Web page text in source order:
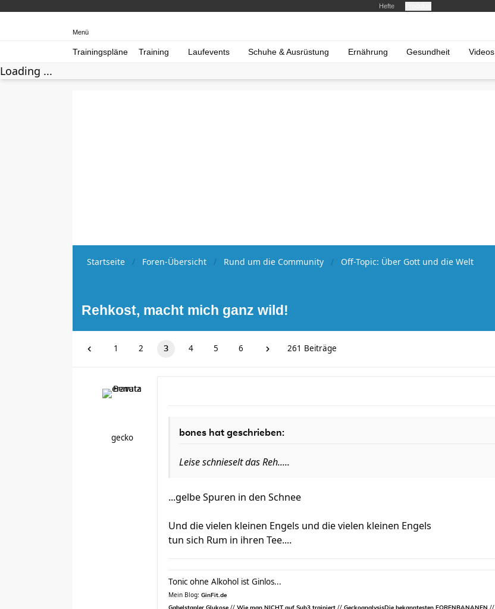
Hefte
Menü
Trainingspläne Training Laufevents Schuhe & Ausrüstung Ernährung Gesundheit Videos
Loading ...
Startseite Foren-Übersicht Rund um die Community Off-Topic: Über Gott und die Welt
Rehkost, macht mich ganz wild!
1 2 3 4 5 6 261 Beiträge
gecko bones hat geschrieben:
Leise schnieselt das Reh.....
...gelbe Spuren in den Schnee
Und die vielen kleinen Engels und die vielen kleinen Engels
tun sich Rum in ihren Tee....
Tonic ohne Alkohol ist Ginlos...
Mein Blog: GinFit.de
Gabelstapler Glukose // Wie man NICHT auf Sub3 trainiert // Geckoanalysis Die bekanntesten FORENBANANEN //